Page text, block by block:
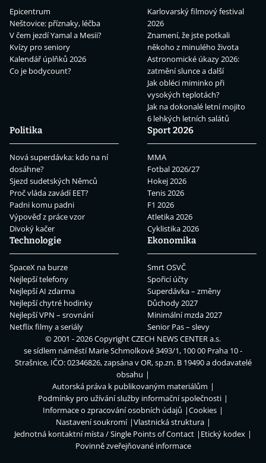
Epicentrum
Neštovice: příznaky, léčba
V čem jezdí Yamal a Mesii?
Kvízy pro seniory
Kalendář úplňků 2026
Co je bodycount?
Karlovarský filmový festival
2026
Znamení, že jste potkali
někoho z minulého života
Astronomické úkazy 2026:
zatmění slunce a další
Jak obléci miminko při
vysokých teplotách?
Jak na dokonalé letní mojito
6 lehkých letních salátů
Politika
Nová superdávka: kdo na ní
dosáhne?
Sjezd sudetských Němců
Proč vláda zavádí EET?
Padni komu padni
Výpověď z práce vzor
Divoký kačer
Sport 2026
MMA
Fotbal 2026/27
Hokej 2026
Tenis 2026
F1 2026
Atletika 2026
Cyklistika 2026
Technologie
SpaceX na burze
Nejlepší telefony
Nejlepší AI zdarma
Nejlepší chytré hodinky
Nejlepší VPN – srovnání
Netflix filmy a seriály
Ekonomika
Smrt OSVČ
Spořicí účty
Superdávka – změny
Důchody 2027
Minimální mzda 2027
Senior Pas – slevy
© 2001 - 2026 CopyrightCZECH NEWS CENTER a.s.
se sídlem náměstí Marie Schmolkové 3493/1, 100 00 Praha 10 -
Strašnice, IČO: 02346826, zapsána v OR, sp.zn. B 19490 a dodavatelé
obsahu
Autorská práva k publikovaným materiálům
Podmínky pro užívání služby informační společnosti
Informace o zpracování osobních údajů
Cookies
Nastavení soukromí
Vlastnická struktura
Jednotná kontaktní místa / Single Points of Contact
Etický kodex
Povinně zveřejňované informace